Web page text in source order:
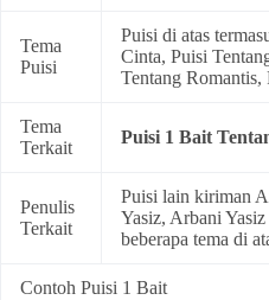
Tema
Puisi
Puisi di atas
Cinta, Puisi
Tentang Romantis,
Tema
Terkait
Puisi 1 Bait
Penulis
Terkait
Puisi lain kiriman
Yasiz, Arbani
beberapa tema di
Contoh Puisi 1 Bait